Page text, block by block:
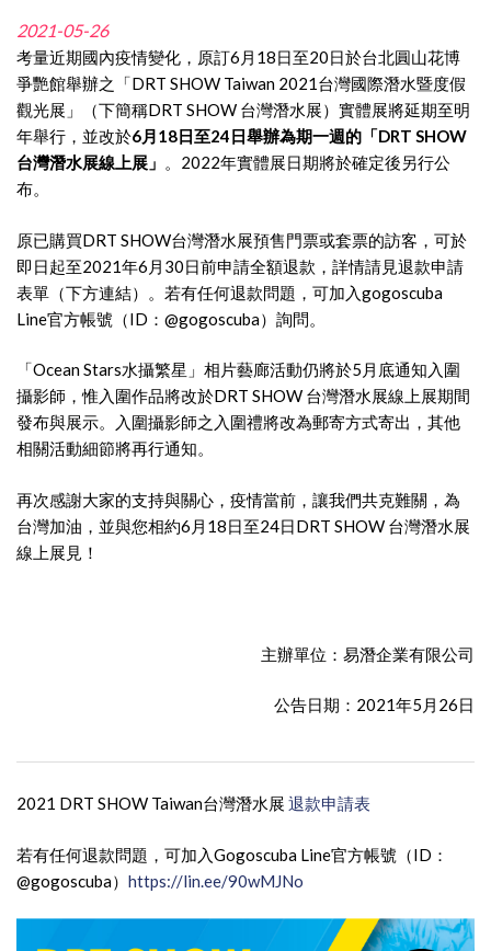
2021-05-26
考量近期國內疫情變化，原訂6月18日至20日於台北圓山花博
爭艷館舉辦之「DRT SHOW Taiwan 2021台灣國際潛水暨度假
觀光展」（下簡稱DRT SHOW 台灣潛水展）實體展將延期至明
年舉行，並改於6月18日至24日舉辦為期一週的「DRT SHOW
台灣潛水展線上展」 。2022年實體展日期將於確定後另行公
布。
原已購買DRT SHOW台灣潛水展預售門票或套票的訪客，可於
即日起至2021年6月30日前申請全額退款，詳情請見退款申請
表單（下方連結）。若有任何退款問題，可加入gogoscuba
Line官方帳號（ID：@gogoscuba）詢問。
「Ocean Stars水攝繁星」相片藝廊活動仍將於5月底通知入圍
攝影師，惟入圍作品將改於DRT SHOW 台灣潛水展線上展期間
發布與展示。入圍攝影師之入圍禮將改為郵寄方式寄出，其他
相關活動細節將再行通知。
再次感謝大家的支持與關心，疫情當前，讓我們共克難關，為
台灣加油，並與您相約6月18日至24日DRT SHOW 台灣潛水展
線上展見！
主辦單位：易潛企業有限公司
公告日期：2021年5月26日
2021 DRT SHOW Taiwan台灣潛水展 退款申請表
若有任何退款問題，可加入Gogoscuba Line官方帳號（ID：
@gogoscuba） https://lin.ee/90wMJNo